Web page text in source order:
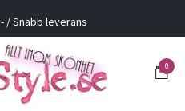
/ Snabb leverans
0